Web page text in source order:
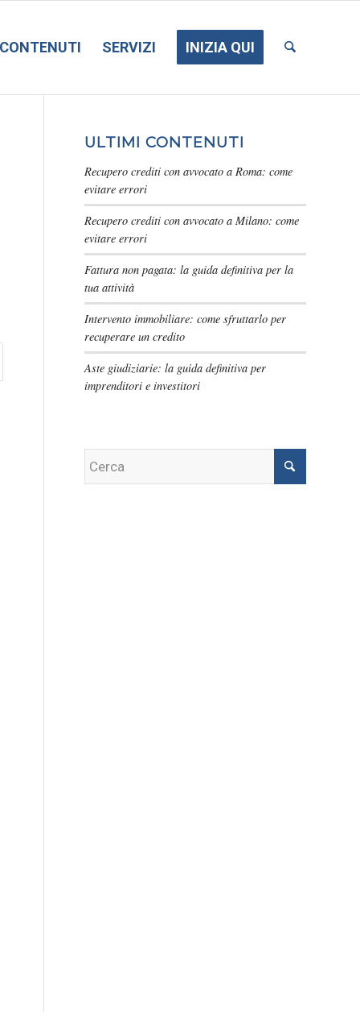
SERVIZI INIZIA QUI
ULTIMI CONTENUTI
Recupero crediti con avvocato a Roma: come
evitare errori
Recupero crediti con avvocato a Milano: come
evitare errori
Fattura non pagata: la guida definitiva per la
tua attività
Intervento immobiliare: come sfruttarlo per
recuperare un credito
Aste giudiziarie: la guida definitiva per
imprenditori e investitori